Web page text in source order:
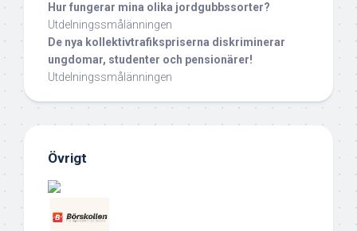
Hur fungerar mina olika jordgubbssorter?
Utdelningssmålänningen
De nya kollektivtrafikspriserna diskriminerar
ungdomar, studenter och pensionärer!
Utdelningssmålänningen
Övrigt